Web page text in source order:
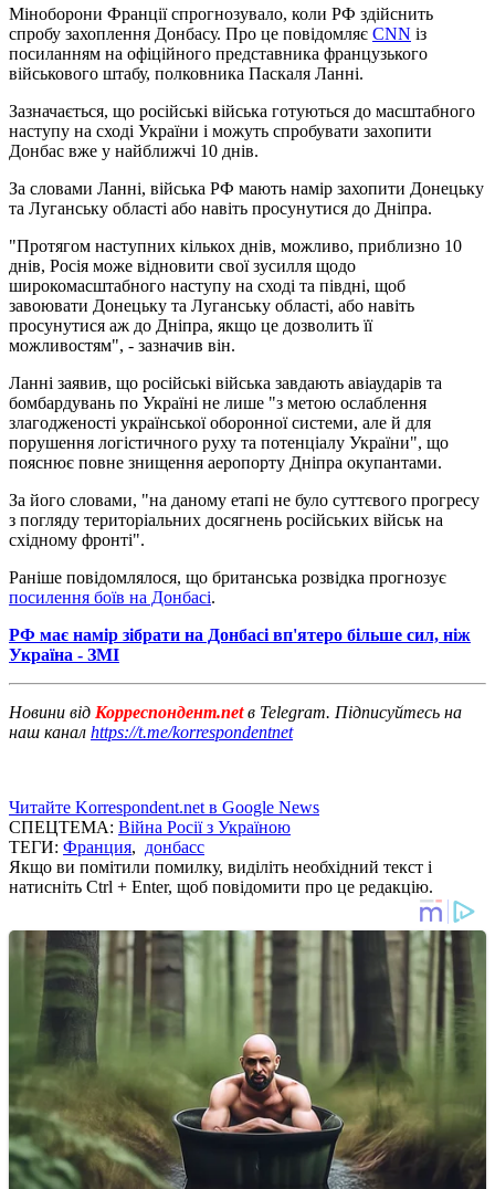
Міноборони Франції спрогнозувало, коли РФ здійснить
спробу захоплення Донбасу. Про це повідомляє CNN із
посиланням на офіційного представника французького
військового штабу, полковника Паскаля Ланні.
Зазначається, що російські війська готуються до масштабного
наступу на сході України і можуть спробувати захопити
Донбас вже у найближчі 10 днів.
За словами Ланні, війська РФ мають намір захопити Донецьку
та Луганську області або навіть просунутися до Дніпра.
"Протягом наступних кількох днів, можливо, приблизно 10
днів, Росія може відновити свої зусилля щодо
широкомасштабного наступу на сході та півдні, щоб
завоювати Донецьку та Луганську області, або навіть
просунутися аж до Дніпра, якщо це дозволить її
можливостям", - зазначив він.
Ланні заявив, що російські війська завдають авіаударів та
бомбардувань по Україні не лише "з метою ослаблення
злагодженості української оборонної системи, але й для
порушення логістичного руху та потенціалу України", що
пояснює повне знищення аеропорту Дніпра окупантами.
За його словами, "на даному етапі не було суттєвого прогресу
з погляду територіальних досягнень російських військ на
східному фронті".
Раніше повідомлялося, що британська розвідка прогнозує
посилення боїв на Донбасі.
РФ має намір зібрати на Донбасі вп'ятеро більше сил, ніж
Україна - ЗМІ
Новини від Корреспондент.netв Telegram. Підписуйтесь на
наш канал https://t.me/korrespondentnet
Читайте Korrespondent.net в Google News
СПЕЦТЕМА: Війна Росії з Україною
ТЕГИ: Франция, донбасс
Якщо ви помітили помилку, виділіть необхідний текст і
натисніть Ctrl + Enter, щоб повідомити про це редакцію.